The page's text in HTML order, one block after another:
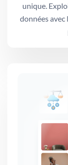
unique.
données